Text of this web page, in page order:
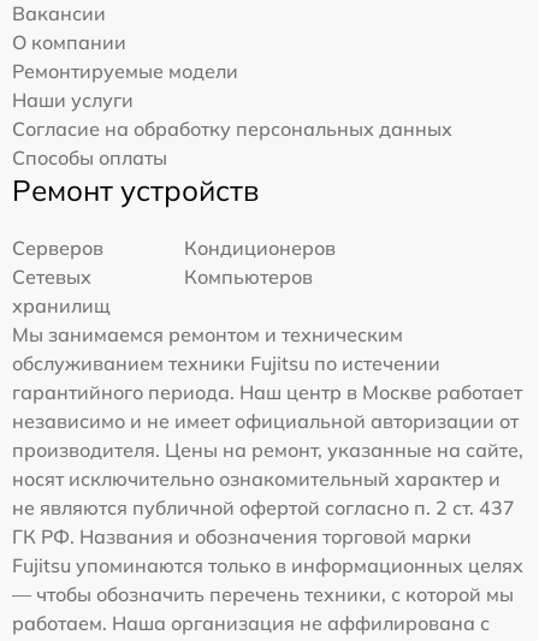
Вакансии
О компании
Ремонтируемые модели
Наши услуги
Согласие на обработку персональных данных
Способы оплаты
Ремонт устройств
Серверов
Кондиционеров
Сетевых
хранилищ
Компьютеров
Мы занимаемся ремонтом и техническим
обслуживанием техники Fujitsu по истечении
гарантийного периода. Наш центр в Москве работает
независимо и не имеет официальной авторизации от
производителя. Цены на ремонт, указанные на сайте,
носят исключительно ознакомительный характер и
не являются публичной офертой согласно п. 2 ст. 437
ГК РФ. Названия и обозначения торговой марки
Fujitsu упоминаются только в информационных целях
— чтобы обозначить перечень техники, с которой мы
работаем. Наша организация не аффилирована с